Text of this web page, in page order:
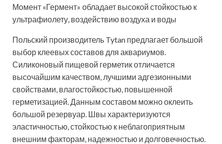
Момент «Гермент» обладает высокой стойкостью к
ультрафиолету, воздействию воздуха и воды
Польский производитель Tytan предлагает большой
выбор клеевых составов для аквариумов.
Силиконовый пищевой герметик отличается
высочайшим качеством, лучшими адгезионными
свойствами, влагостойкостью, повышенной
герметизацией. Данным составом можно оклеить
большой резервуар. Швы характеризуются
эластичностью, стойкостью к неблагоприятным
внешним факторам, надежностью и долговечностью.